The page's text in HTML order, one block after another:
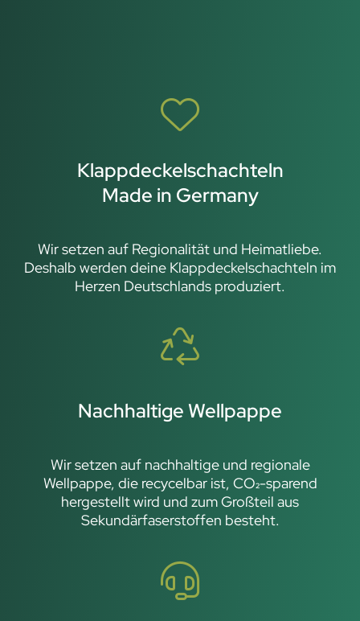
Klappdeckelschachteln
Made in Germany
Wir setzen auf Regionalität und Heimatliebe.
Deshalb werden deine Klappdeckelschachteln im
Herzen Deutschlands produziert.
Nachhaltige Wellpappe
Wir setzen auf nachhaltige und regionale
Wellpappe, die recycelbar ist, CO₂-sparend
hergestellt wird und zum Großteil aus
Sekundärfaserstoffen besteht.